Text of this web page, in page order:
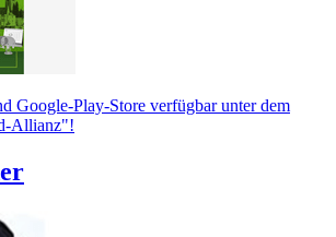
Google-Play-Store verfügbar unter dem
Allianz"!